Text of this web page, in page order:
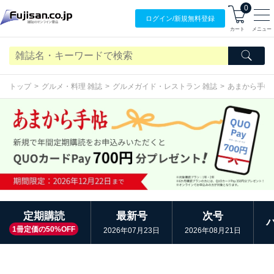
ログイン/新規無料登録
0
カート メニュー
トップ グルメ・料理 雑誌 グルメガイド・レストラン 雑誌 あまから手帖
定期購読
1冊定価の50%OFF
最新号
2026年07月23日
次号
2026年08月21日